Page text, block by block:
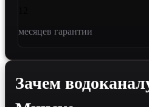
месяцев гарантии
Зачем